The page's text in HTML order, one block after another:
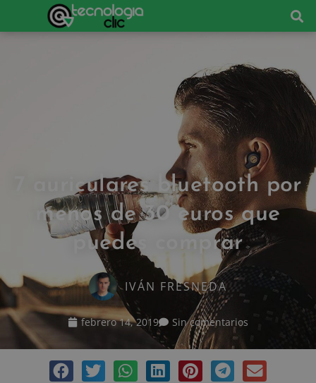
7 auriculares bluetooth por
menos de 30 euros que
puedes comprar
IVÁN FRESNEDA
febrero 14, 2019 Sin comentarios